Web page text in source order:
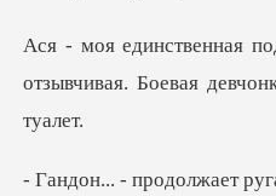
отзывчивая. Боевая де
продолжает руг